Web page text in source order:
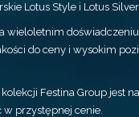
Lotus Style i Lotus Silver.
wieloletnim
do ceny i wysokim
Festina Group jest
przystępnej cenie.